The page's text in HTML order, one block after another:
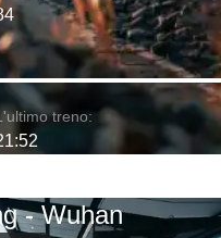
treno:
- Wuhan